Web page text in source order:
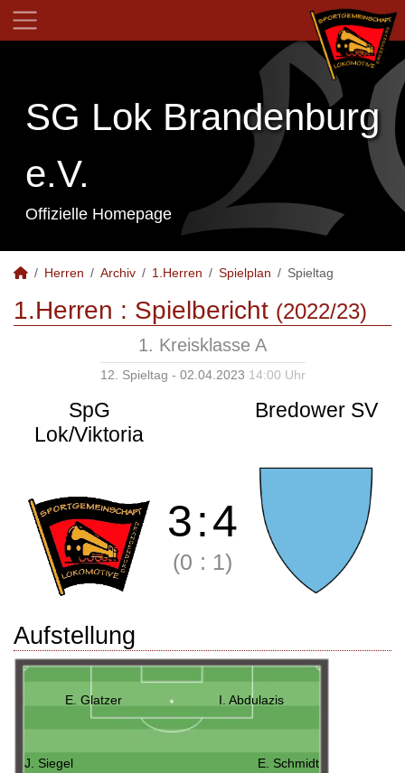
SG Lok Brandenburg
e.V.
Offizielle Homepage
Herren Archiv 1.Herren Spielplan Spieltag
1.Herren : Spielbericht (2022/23)
1. Kreisklasse A
12. Spieltag - 02.04.2023 14:00 Uhr
SpG
Lok/Viktoria
Bredower SV
3:4
(0 : 1)
Aufstellung
E. Glatzer I. Abdulazis
J. Siegel
E. Schmidt